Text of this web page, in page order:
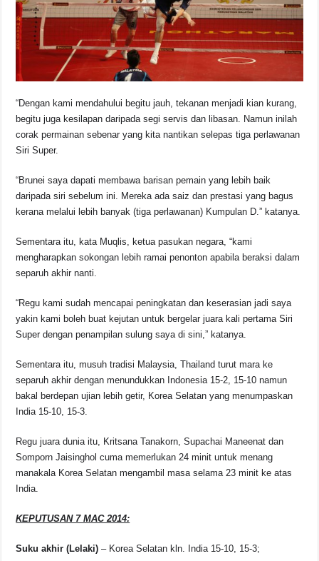
“Dengan kami mendahului begitu jauh, tekanan menjadi kian kurang,
begitu juga kesilapan daripada segi servis dan libasan. Namun inilah
corak permainan sebenar yang kita nantikan selepas tiga perlawanan
Siri Super.
“Brunei saya dapati membawa barisan pemain yang lebih baik
daripada siri sebelum ini. Mereka ada saiz dan prestasi yang bagus
kerana melalui lebih banyak (tiga perlawanan) Kumpulan D.” katanya.
Sementara itu, kata Muqlis, ketua pasukan negara, “kami
mengharapkan sokongan lebih ramai penonton apabila beraksi dalam
separuh akhir nanti.
“Regu kami sudah mencapai peningkatan dan keserasian jadi saya
yakin kami boleh buat kejutan untuk bergelar juara kali pertama Siri
Super dengan penampilan sulung saya di sini,” katanya.
Sementara itu, musuh tradisi Malaysia, Thailand turut mara ke
separuh akhir dengan menundukkan Indonesia 15-2, 15-10 namun
bakal berdepan ujian lebih getir, Korea Selatan yang menumpaskan
India 15-10, 15-3.
Regu juara dunia itu, Kritsana Tanakorn, Supachai Maneenat dan
Somporn Jaisinghol cuma memerlukan 24 minit untuk menang
manakala Korea Selatan mengambil masa selama 23 minit ke atas
India.
KEPUTUSAN 7 MAC 2014:
Suku akhir (Lelaki) – Korea Selatan kln. India 15-10, 15-3;